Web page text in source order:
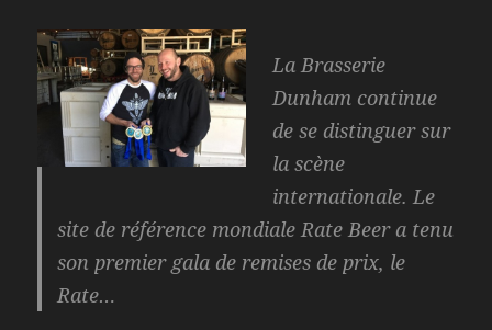
La Brasserie
Dunham continue
de se distinguer sur
la scène
internationale. Le
site de référence mondiale Rate Beer a tenu
son premier gala de remises de prix, le
Rate…